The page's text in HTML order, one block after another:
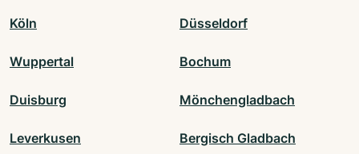
Köln Düsseldorf
Wuppertal Bochum
Duisburg Mönchengladbach
Leverkusen Bergisch Gladbach